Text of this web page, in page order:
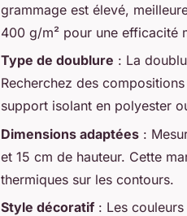
grammage est élevé,
400 g/m² pour une efficacité
Type de doublure : La
Recherchez des
support isolant en polyester
Dimensions adaptées :
et 15 cm de hauteur. Cette
thermiques sur les contours.
Style décoratif : Les